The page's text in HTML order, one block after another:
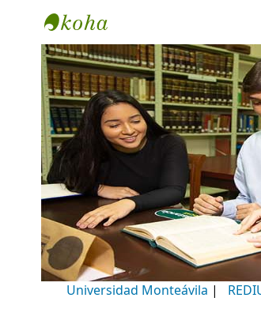
Biblioteca Universidad
Universidad Monteávila |